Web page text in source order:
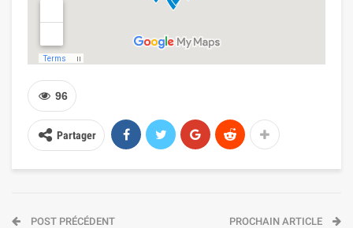
96
Partager
POST PRÉCÉDENT PROCHAIN ARTICLE